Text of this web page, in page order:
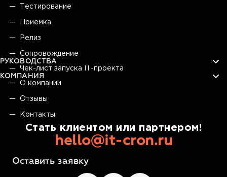
Тестирование
Приёмка
Релиз
Сопровождение
РУКОВОДСТВА
Чек-лист запуска IT-проекта
КОМПАНИЯ
О компании
Отзывы
Контакты
Стать клиентом или партнером!
hello@it-cron.ru
Оставить заявку